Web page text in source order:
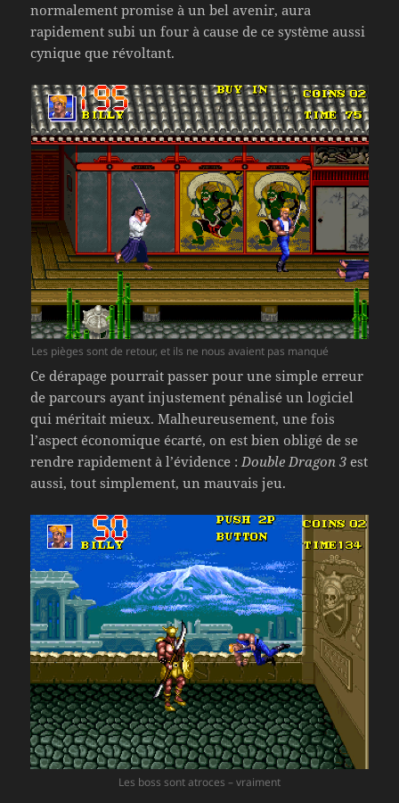
normalement promise à un bel avenir, aura
rapidement subi un four à cause de ce système aussi
cynique que révoltant.
Les pièges sont de retour, et ils ne nous avaient pas manqué
Ce dérapage pourrait passer pour une simple erreur
de parcours ayant injustement pénalisé un logiciel
qui méritait mieux. Malheureusement, une fois
l’aspect économique écarté, on est bien obligé de se
rendre rapidement à l’évidence :Double Dragon 3 est
aussi, tout simplement, un mauvais jeu.
Les boss sont atroces – vraiment